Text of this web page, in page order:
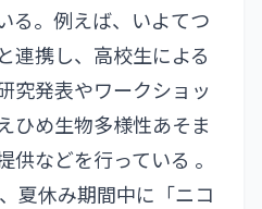
る。例えば、いよてつ
連携し、高校生による
究発表やワークショッ
ひめ生物多様性あそま
などを行っている 。
夏休み期間中に「ニコ